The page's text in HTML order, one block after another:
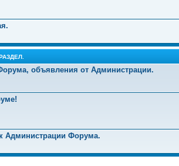
объявления от Администрации.
Администрации Форума.